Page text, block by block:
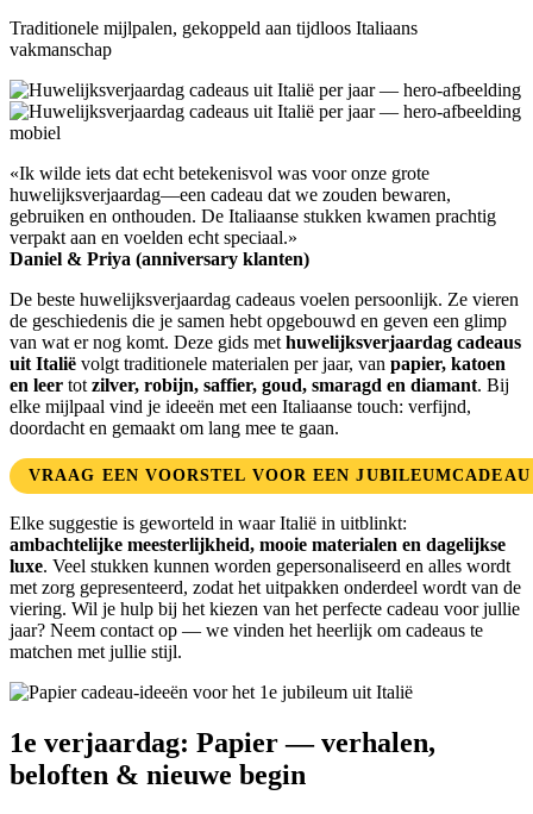
Traditionele mijlpalen, gekoppeld aan tijdloos Italiaans
vakmanschap
«Ik wilde iets dat echt betekenisvol was voor onze grote
huwelijksverjaardag—een cadeau dat we zouden bewaren,
gebruiken en onthouden. De Italiaanse stukken kwamen prachtig
verpakt aan en voelden echt speciaal.»
Daniel & Priya (anniversary klanten)
De beste huwelijksverjaardag cadeaus voelen persoonlijk. Ze vieren
de geschiedenis die je samen hebt opgebouwd en geven een glimp
van wat er nog komt. Deze gids methuwelijksverjaardag cadeaus
uit Italië volgt traditionele materialen per jaar, van papier, katoen
en leer totzilver, robijn, saffier, goud, smaragd en diamant. Bij
elke mijlpaal vind je ideeën met een Italiaanse touch: verfijnd,
doordacht en gemaakt om lang mee te gaan.
VRAAG EEN VOORSTEL VOOR EEN
Elke suggestie is geworteld in waar Italië in uitblinkt:
ambachtelijke meesterlijkheid, mooie materialen en dagelijkse
luxe. Veel stukken kunnen worden gepersonaliseerd en alles wordt
met zorg gepresenteerd, zodat het uitpakken onderdeel wordt van de
viering. Wil je hulp bij het kiezen van het perfecte cadeau voor jullie
jaar? Neem contact op — we vinden het heerlijk om cadeaus te
matchen met jullie stijl.
1e verjaardag: Papier — verhalen,
beloften & nieuwe begin